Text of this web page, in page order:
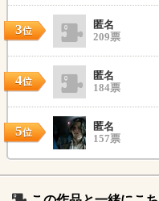
3位
匿名
209票
4位
匿名
184票
5位
匿名
157票